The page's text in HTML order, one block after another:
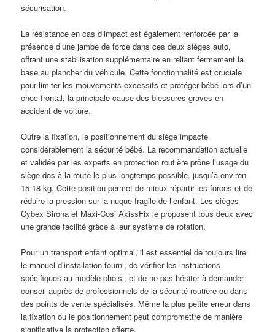
sécurisation.
La résistance en cas d’impact est également renforcée par la
présence d’une jambe de force dans ces deux sièges auto,
offrant une stabilisation supplémentaire en reliant fermement la
base au plancher du véhicule. Cette fonctionnalité est cruciale
pour limiter les mouvements excessifs et protéger bébé lors d’un
choc frontal, la principale cause des blessures graves en
accident de voiture.
Outre la fixation, le positionnement du siège impacte
considérablement la sécurité bébé. La recommandation actuelle
et validée par les experts en protection routière prône l’usage du
siège dos à la route le plus longtemps possible, jusqu’à environ
15-18 kg. Cette position permet de mieux répartir les forces et de
réduire la pression sur la nuque fragile de l’enfant. Les sièges
Cybex Sirona et Maxi-Cosi AxissFix le proposent tous deux avec
une grande facilité grâce à leur système de rotation.’
Pour un transport enfant optimal, il est essentiel de toujours lire
le manuel d’installation fourni, de vérifier les instructions
spécifiques au modèle choisi, et de ne pas hésiter à demander
conseil auprès de professionnels de la sécurité routière ou dans
des points de vente spécialisés. Même la plus petite erreur dans
la fixation ou le positionnement peut compromettre de manière
significative la protection offerte.